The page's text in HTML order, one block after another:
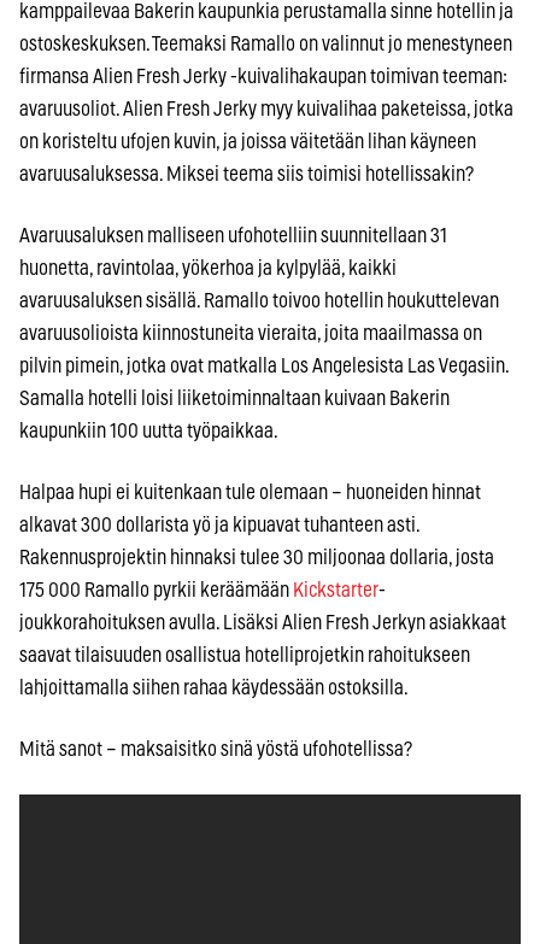
kamppailevaa Bakerin kaupunkia perustamalla sinne hotellin ja
ostoskeskuksen. Teemaksi Ramallo on valinnut jo menestyneen
firmansa Alien Fresh Jerky -kuivalihakaupan toimivan teeman:
avaruusoliot. Alien Fresh Jerky myy kuivalihaa paketeissa, jotka
on koristeltu ufojen kuvin, ja joissa väitetään lihan käyneen
avaruusaluksessa. Miksei teema siis toimisi hotellissakin?
Avaruusaluksen malliseen ufohotelliin suunnitellaan 31
huonetta, ravintolaa, yökerhoa ja kylpylää, kaikki
avaruusaluksen sisällä. Ramallo toivoo hotellin houkuttelevan
avaruusolioista kiinnostuneita vieraita, joita maailmassa on
pilvin pimein, jotka ovat matkalla Los Angelesista Las Vegasiin.
Samalla hotelli loisi liiketoiminnaltaan kuivaan Bakerin
kaupunkiin 100 uutta työpaikkaa.
Halpaa hupi ei kuitenkaan tule olemaan – huoneiden hinnat
alkavat 300 dollarista yö ja kipuavat tuhanteen asti.
Rakennusprojektin hinnaksi tulee 30 miljoonaa dollaria, josta
175 000 Ramallo pyrkii keräämään Kickstarter-
joukkorahoituksen avulla. Lisäksi Alien Fresh Jerkyn asiakkaat
saavat tilaisuuden osallistua hotelliprojetkin rahoitukseen
lahjoittamalla siihen rahaa käydessään ostoksilla.
Mitä sanot – maksaisitko sinä yöstä ufohotellissa?